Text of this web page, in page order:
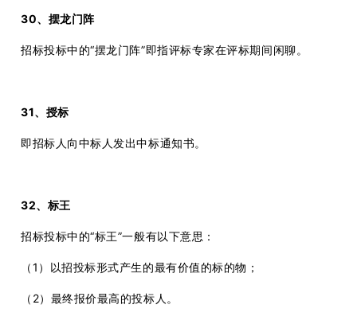
30、摆龙门阵
招标投标中的“摆龙门阵”即指评标专家在评标期间闲聊。
31、授标
即招标人向中标人发出中标通知书。
32、标王
招标投标中的“标王”一般有以下意思：
（1）以招投标形式产生的最有价值的标的物；
（2）最终报价最高的投标人。